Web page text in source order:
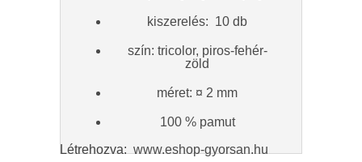
kiszerelés: 10 db
szín: tricolor, piros-fehér-
zöld
méret: ¤ 2 mm
100 % pamut
Létrehozva: www.eshop-gyorsan.hu